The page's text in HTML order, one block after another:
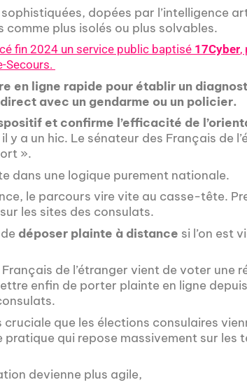
dopées par l’intelligence
plus isolés ou plus solvables.
fin 2024 un service public baptisé 17Cyber,
Secours.
en ligne rapide pour établir un
avec un gendarme ou un policier.
et confirme l’efficacité de
y a un hic. Le sénateur des Français de
».
dans une logique purement nationale.
le parcours vire vite au casse-tête.
les sites des consulats.
déposer plainte à distance si l’on est
de l’étranger vient de voter une
enfin de porter plainte en ligne
que les élections consulaires
qui repose massivement sur les
devienne plus agile,